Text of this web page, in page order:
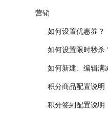
营销
如何设置优惠券？
如何设置限时秒杀
如何新建、编辑满
积分商品配置说明
积分签到配置说明